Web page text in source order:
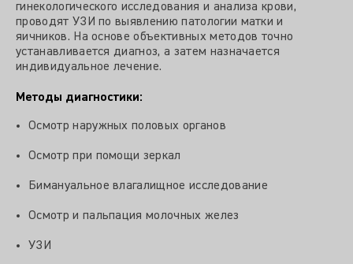
гинекологического исследования и анализа крови,
проводят УЗИ по выявлению патологии матки и
яичников. На основе объективных методов точно
устанавливается диагноз, а затем назначается
индивидуальное лечение.
Методы диагностики:
Осмотр наружных половых органов
Осмотр при помощи зеркал
Бимануальное влагалищное исследование
Осмотр и пальпация молочных желез
УЗИ